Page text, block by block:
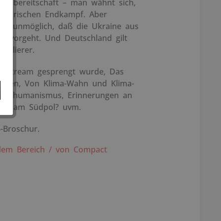
– man wähnt sich,
Endkampf. Aber
unmöglich, daß die Ukraine aus
Und Deutschland gilt
Stream gesprengt wurde, Das
Von Klima-Wahn und Klima-
Erinnerungen an
am Südpol? uvm.
Bereich / von Compact